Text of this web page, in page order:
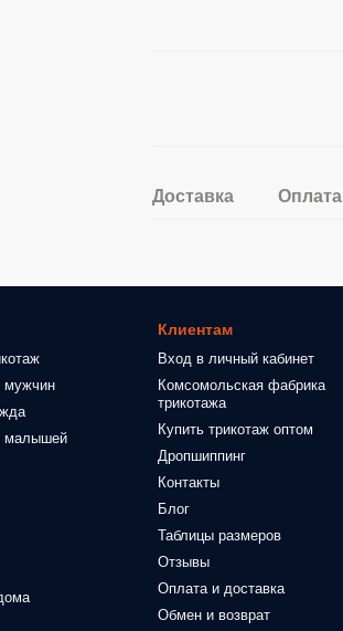
Доставка Оплата
малышей
Клиентам
Вход в личный кабинет
Комсомольская фабрика
трикотажа
Купить трикотаж оптом
Дропшиппинг
Контакты
Блог
Таблицы размеров
Отзывы
Оплата и доставка
Обмен и возврат